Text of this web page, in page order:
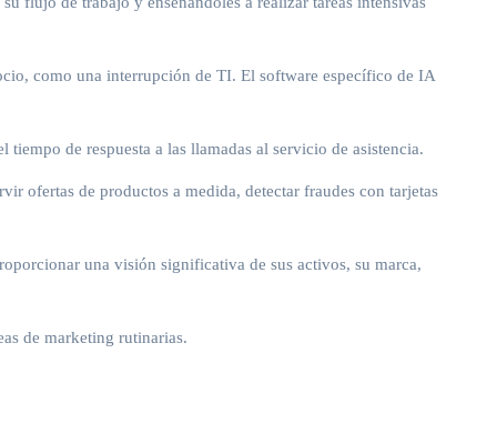
como una interrupción de TI. El software específico de IA
de respuesta a las llamadas al servicio de asistencia.
ofertas de productos a medida, detectar fraudes con tarjetas
una visión significativa de sus activos, su marca,
de marketing rutinarias.